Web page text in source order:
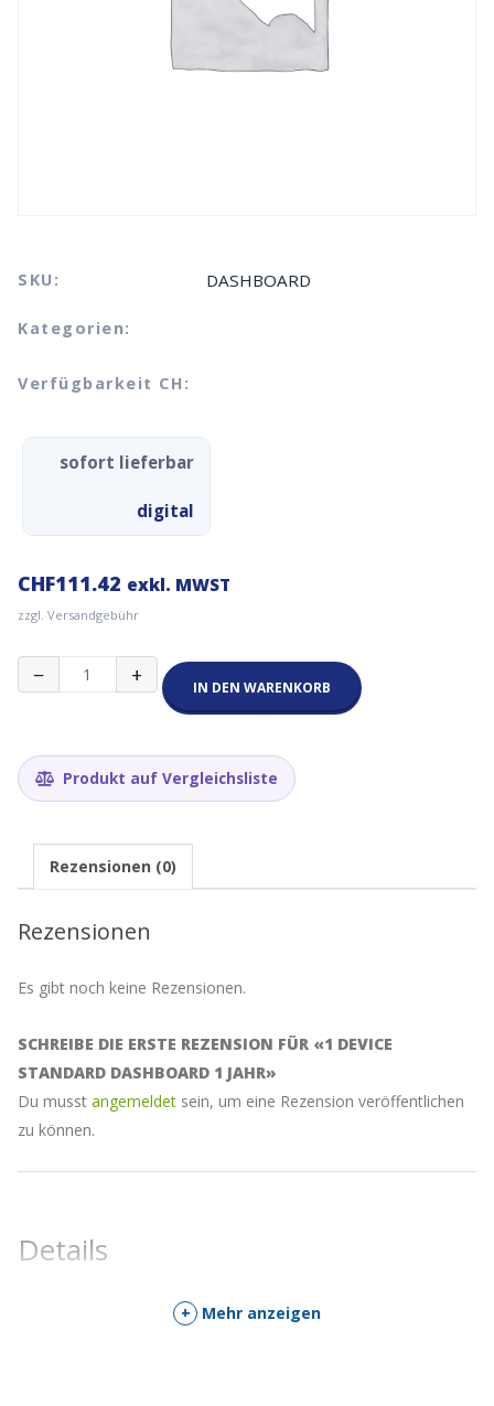
SKU: DASHBOARD
Kategorien:
Verfügbarkeit CH:
sofort lieferbar
digital
CHF111.42 exkl. MWST
zzgl. Versandgebühr
−
Device
Jahr
Menge
+ IN DEN WARENKORB
Produkt auf Vergleichsliste
Rezensionen (0)
Rezensionen
Es gibt noch keine Rezensionen.
SCHREIBE DIE ERSTE REZENSION FÜR «1 DEVICE
STANDARD DASHBOARD 1 JAHR»
Du musst angemeldet sein, um eine Rezension veröffentlichen
zu können.
Details
+ Mehr anzeigen